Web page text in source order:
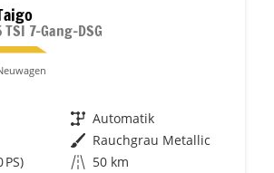
7-Gang-DSG
Getriebe Automatik
Außenfarbe Rauchgrau Metallic
PS) Kilometerstand 50 km